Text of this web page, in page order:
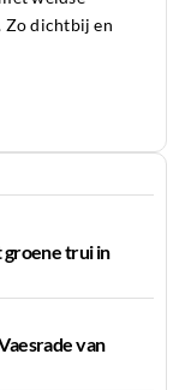
Zo dichtbij en
trui in
van